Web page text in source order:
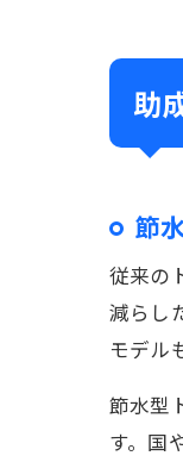
助
節
従来の
減らし
モデル
節水型
す。国